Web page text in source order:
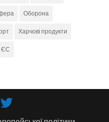
Оборона
Харчові продукти
ЄС